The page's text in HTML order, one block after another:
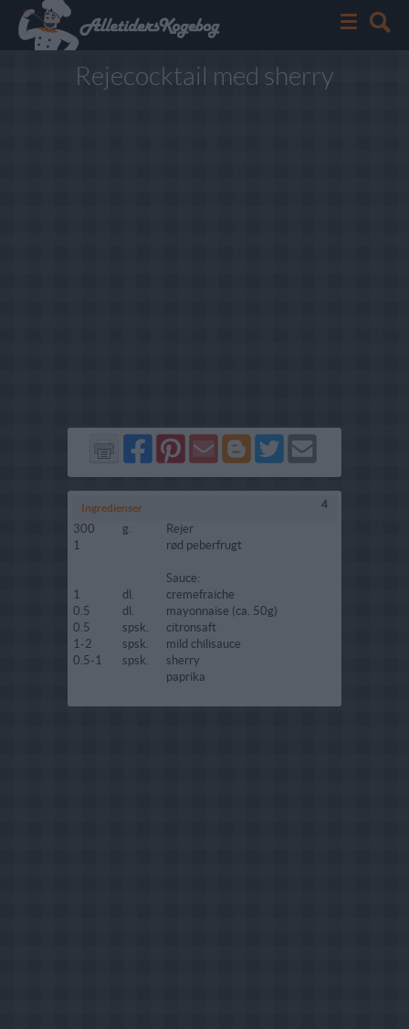
Rejecocktail med sherry
Del
på
Facebook
Del
på
Pinterest
Send
via
GMail
Del
på
Blogger
Del
på
Twitter
Send
Ingredienser 4
300 g.
Rejer
1
rød peberfrugt
Sauce:
1
dl.
cremefraiche
0.5
dl.
mayonnaise (ca. 50g)
0.5
spsk.
citronsaft
1-2
spsk.
mild chilisauce
0.5-1
spsk.
sherry
paprika